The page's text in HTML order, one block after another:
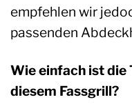
empfehlen wir
passenden
Wie einfach ist
diesem Fassgrill?